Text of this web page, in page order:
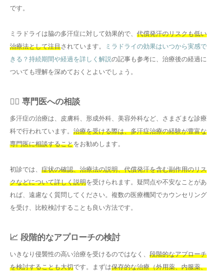
です。
ミラドライは脇の多汗症に対して効果的で、 代償発汗のリスクも低い
治療法として注目されています。
ミラドライの効果はいつから実感で
きる？持続期間や経過を詳しく解説の記事も参考に、治療後の経過に
ついても理解を深めておくとよいでしょう。
👨‍⚕️ 専門医への相談
多汗症の治療は、皮膚科、形成外科、美容外科など、さまざまな診療
科で行われています。 治療を受ける際は、多汗症治療の経験が豊富な
専門医に相談することをお勧めします。
初診では、 症状の確認、治療法の説明、代償発汗を含む副作用のリス
クなどについて詳しく説明を受けられます。疑問点や不安なことがあ
れば、遠慮なく質問してください。複数の医療機関でカウンセリング
を受け、比較検討することも良い方法です。
📈 段階的なアプローチの検討
いきなり侵襲性の高い治療を受けるのではなく、 段階的なアプローチ
を検討することも大切です。まずは保存的な治療（外用薬、内服薬、